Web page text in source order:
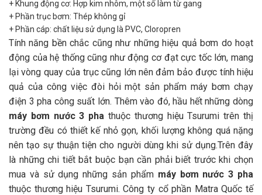
+ Khung động cơ: Hợp kim nhôm, một số làm từ gang
+ Phần trục bơm: Thép không gỉ
+ Phần cáp: chất liệu sử dụng là PVC, Cloropren
Tính năng bền chắc cũng như những hiệu quả bơm do hoạt
động của hệ thống cũng như động cơ đạt cực tốc lớn, mang
lại vòng quay của trục cũng lớn nên đảm bảo được tính hiệu
quả của công việc đòi hỏi một sản phẩm máy bơm chạy
điện 3 pha công suất lớn. Thêm vào đó, hầu hết những dòng
máy bơm nước 3 pha thuộc thương hiệu Tsurumi trên thị
trường đều có thiết kế nhỏ gọn, khối lượng không quá nặng
nên tạo sự thuận tiện cho người dùng khi sử dụng.Trên đây
là những chi tiết bắt buộc bạn cần phải biết trước khi chọn
mua và sử dụng những sản phẩm máy bơm nước 3 pha
thuộc thương hiệu Tsurumi. Công ty cổ phần Matra Quốc tế